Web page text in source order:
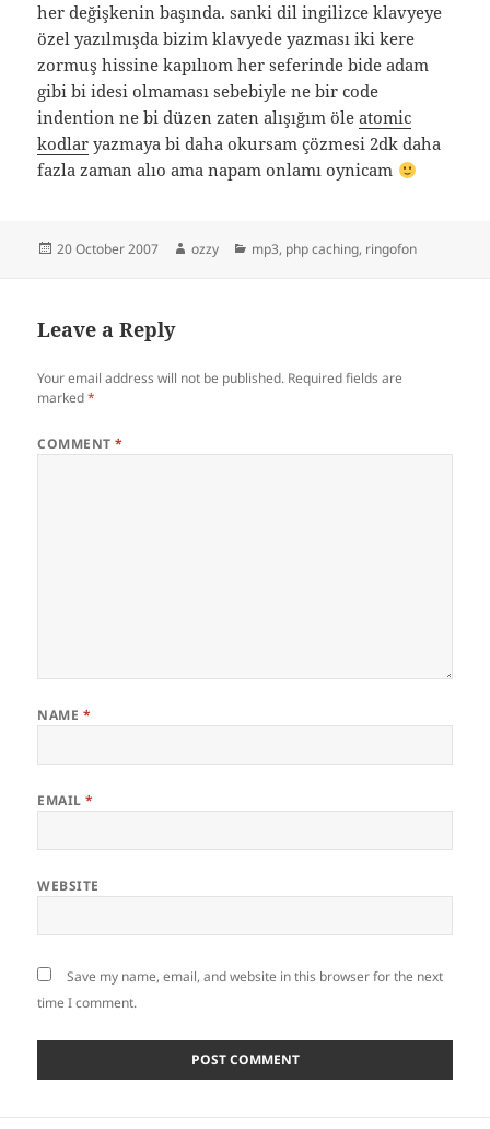
her değişkenin başında. sanki dil ingilizce klavyeye
özel yazılmışda bizim klavyede yazması iki kere
zormuş hissine kapılıom her seferinde bide adam
gibi bi idesi olmaması sebebiyle ne bir code
indention ne bi düzen zaten alışığım öleatomic
kodlar yazmaya bi daha okursam çözmesi 2dk daha
fazla zaman alıo ama napam onlamı oynicam
Posted
20 October 2007 Author
ozzy Categories
mp3, php caching, ringofon
Leave a Reply
Your email address will not be published. Required fields are
marked*
COMMENT*
NAME *
EMAIL*
WEBSITE
Save my name, email, and website in this browser for the next
time I comment.